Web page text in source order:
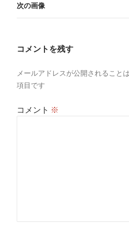
次の画像
コメントを残す
メールアドレスが公開されること
項目です
コメント ※